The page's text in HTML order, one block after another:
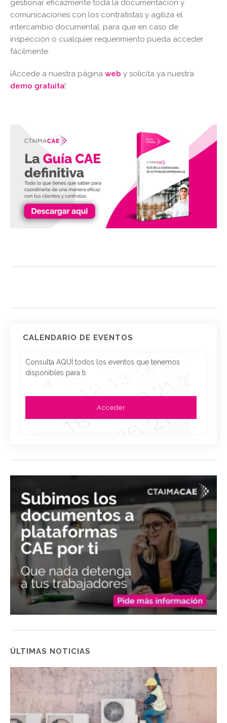
gestionar eficazmente toda la documentación y
comunicaciones con los contratistas y agiliza el
intercambio documental, para que en caso de
inspección o cualquier requerimiento pueda acceder
fácilmente.
¡Accede a nuestra página web y solicita ya nuestra
demo gratuita!
CALENDARIO DE EVENTOS
Consulta AQUÍ todos los eventos que tenemos
disponibles para ti.
Acceder
ÚLTIMAS NOTICIAS